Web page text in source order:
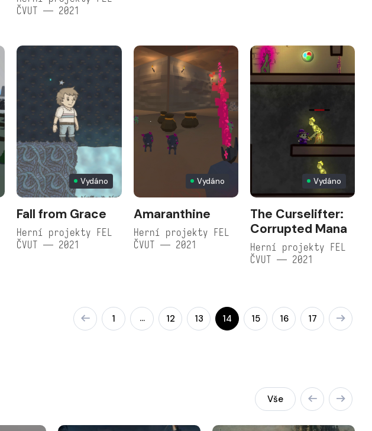
ČVUT — 2021
Vydáno
Fall from Grace
Herní projekty FEL
ČVUT — 2021
Vydáno
Amaranthine
Herní projekty FEL
ČVUT — 2021
Vydáno
The Curselifter:
Corrupted Mana
Herní projekty FEL
ČVUT — 2021
1 … 12 13 14 15 16 17
Vše